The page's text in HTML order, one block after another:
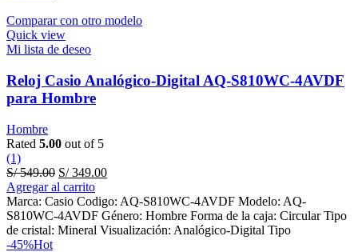
Comparar con otro modelo
Quick view
Mi lista de deseo
Reloj Casio Analógico-Digital AQ-S810WC-4AVDF
para Hombre
Hombre
Rated 5.00 out of 5
(1)
S/549.00 Original
price
was:
S/ 549.00.
S/349.00Current
is:
S/ 349.00.
Agregar al carrito
Marca: Casio Codigo: AQ-S810WC-4AVDF Modelo: AQ-
S810WC-4AVDF Género: Hombre Forma de la caja: Circular Tipo
de cristal: Mineral Visualización: Analógico-Digital Tipo
-45%Hot